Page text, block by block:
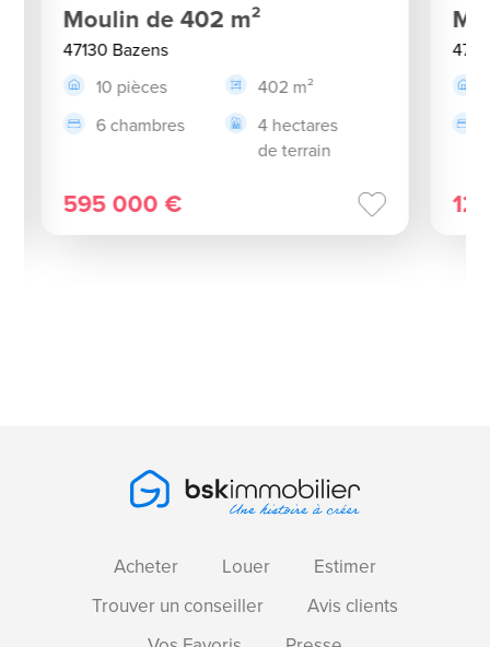
Moulin de 402 m²
47130 Bazens
10 pièces
402 m²
6 chambres
4 hectares
de terrain
595 000 €
Acheter Louer
Estimer
Trouver un conseiller
Avis clients